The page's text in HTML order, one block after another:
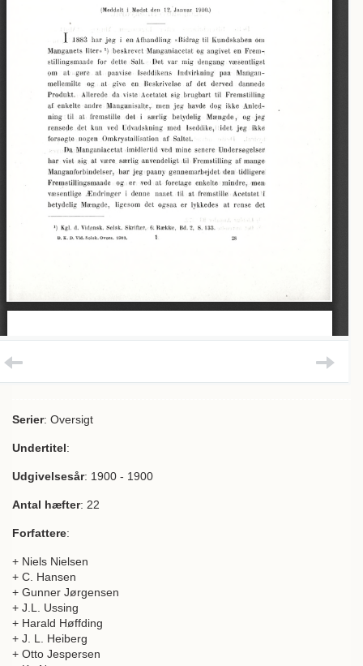
Serier: Oversigt
Undertitel:
Udgivelsesår: 1900 - 1900
Antal hæfter: 22
Forfattere:
+ Niels Nielsen
+ C. Hansen
+ Gunner Jørgensen
+ J.L. Ussing
+ Harald Høffding
+ J. L. Heiberg
+ Otto Jespersen